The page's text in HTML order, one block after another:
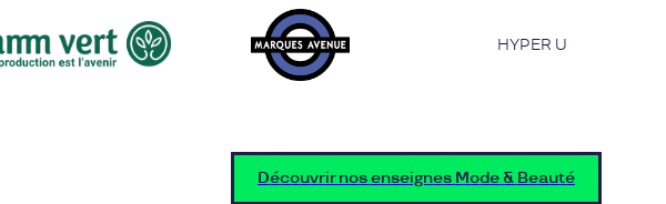
HYPER U
Découvrir nos enseignes Mode & Beauté